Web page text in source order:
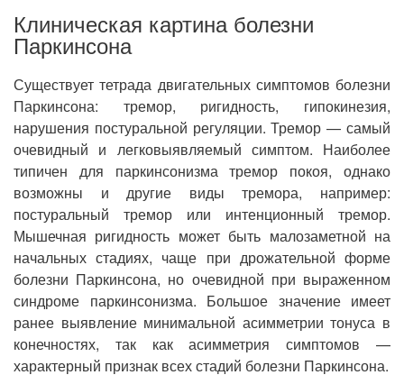
Клиническая картина болезни
Паркинсона
Существует тетрада двигательных симптомов болезни
Паркинсона: тремор, ригидность, гипокинезия,
нарушения постуральной регуляции. Тремор — самый
очевидный и легковыявляемый симптом. Наиболее
типичен для паркинсонизма тремор покоя, однако
возможны и другие виды тремора, например:
постуральный тремор или интенционный тремор.
Мышечная ригидность может быть малозаметной на
начальных стадиях, чаще при дрожательной форме
болезни Паркинсона, но очевидной при выраженном
синдроме паркинсонизма. Большое значение имеет
ранее выявление минимальной асимметрии тонуса в
конечностях, так как асимметрия симптомов —
характерный признак всех стадий болезни Паркинсона.